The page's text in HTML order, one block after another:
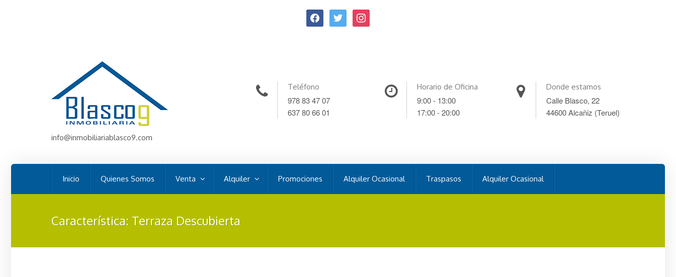
info@inmobiliariablasco9.com
Teléfono
978 83 47 07
637 80 66 01
Horario de Oficina
9:00 - 13:00
17:00 - 20:00
Donde estamos
Calle Blasco, 22
44600 Alcañiz (Teruel)
Inicio Quienes Somos Venta Alquiler Promociones Alquiler Ocasional Traspasos Alquiler Ocasional
Característica: Terraza Descubierta